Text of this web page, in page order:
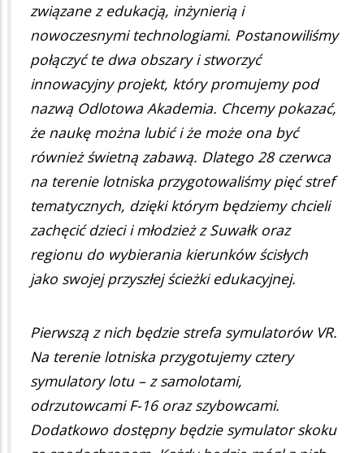
związane z edukacją, inżynierią i
nowoczesnymi technologiami. Postanowiliśmy
połączyć te dwa obszary i stworzyć
innowacyjny projekt, który promujemy pod
nazwą Odlotowa Akademia. Chcemy pokazać,
że naukę można lubić i że może ona być
również świetną zabawą. Dlatego 28 czerwca
na terenie lotniska przygotowaliśmy pięć stref
tematycznych, dzięki którym będziemy chcieli
zachęcić dzieci i młodzież z Suwałk oraz
regionu do wybierania kierunków ścisłych
jako swojej przyszłej ścieżki edukacyjnej.
Pierwszą z nich będzie strefa symulatorów VR.
Na terenie lotniska przygotujemy cztery
symulatory lotu – z samolotami,
odrzutowcami F-16 oraz szybowcami.
Dodatkowo dostępny będzie symulator skoku